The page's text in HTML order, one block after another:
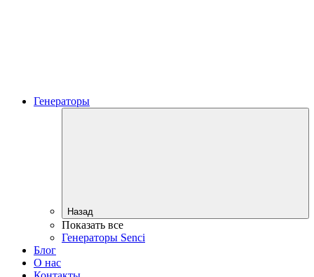
Генераторы
Назад
Показать все
Генераторы Senci
Блог
О нас